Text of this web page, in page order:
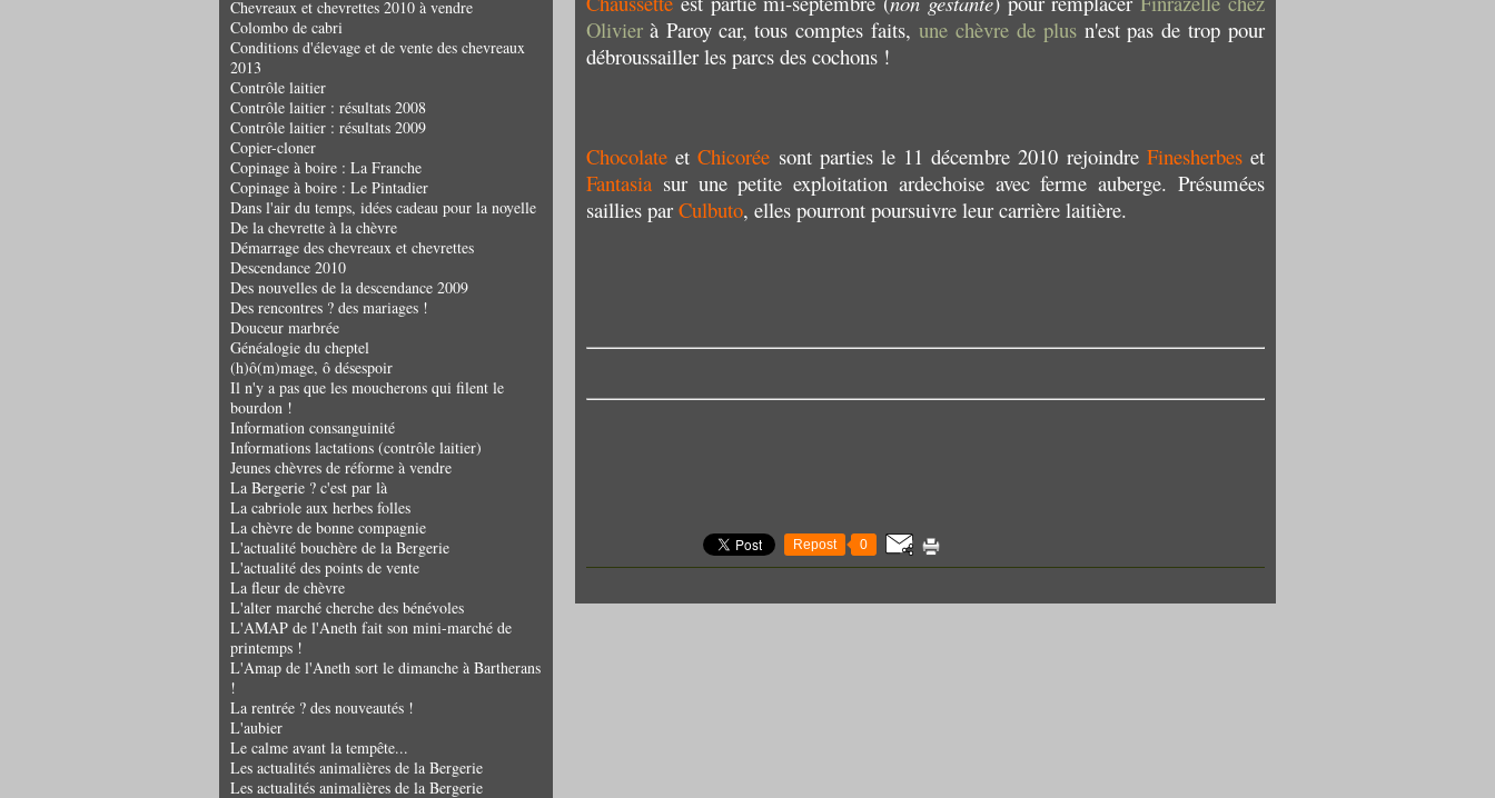
Chevreaux et chevrettes 2010 à vendre
Colombo de cabri
Conditions d'élevage et de vente des chevreaux
2013
Contrôle laitier
Contrôle laitier : résultats 2008
Contrôle laitier : résultats 2009
Copier-cloner
Copinage à boire : La Franche
Copinage à boire : Le Pintadier
Dans l'air du temps, idées cadeau pour la noyelle
De la chevrette à la chèvre
Démarrage des chevreaux et chevrettes
Descendance 2010
Des nouvelles de la descendance 2009
Des rencontres ? des mariages !
Douceur marbrée
Généalogie du cheptel
(h)ô(m)mage, ô désespoir
Il n'y a pas que les moucherons qui filent le
bourdon !
Information consanguinité
Informations lactations (contrôle laitier)
Jeunes chèvres de réforme à vendre
La Bergerie ? c'est par là
La cabriole aux herbes folles
La chèvre de bonne compagnie
L'actualité bouchère de la Bergerie
L'actualité des points de vente
La fleur de chèvre
L'alter marché cherche des bénévoles
L'AMAP de l'Aneth fait son mini-marché de
printemps !
L'Amap de l'Aneth sort le dimanche à Bartherans
!
La rentrée ? des nouveautés !
L'aubier
Le calme avant la tempête...
Les actualités animalières de la Bergerie
Les actualités animalières de la Bergerie
Olivier à Paroy car, tous comptes faits,une chèvre de plusn'est pas de trop pour
débroussailler les parcs des cochons !
Chocolate etChicorée sont parties le 11 décembre 2010 rejoindre Finesherbeset
Fantasia sur une petite exploitation ardechoise avec ferme auberge. Présumées
saillies par Culbuto, elles pourront poursuivre leur carrière laitière.
Repost 0